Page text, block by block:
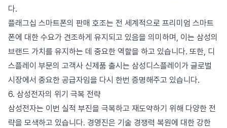
다.
플래그십 스마트폰의 판매 호조는 전 세계적으로 프리미엄 스마트
폰에 대한 수요가 견조하게 유지되고 있음을 의미하며, 이는 삼성의
브랜드 가치를 유지하는 데 중요한 역할을 하고 있습니다. 또한, 디
스플레이 부문의 고객사 신제품 출시는 삼성디스플레이가 글로벌
시장에서 중요한 공급자임을 다시 한번 증명해주고 있습니다.
6. 삼성전자의 위기 극복 전략
삼성전자는 이번 실적 부진을 극복하고 재도약하기 위해 다양한 전
략을 모색하고 있습니다. 경영진은 기술 경쟁력 복원에 대한 강한